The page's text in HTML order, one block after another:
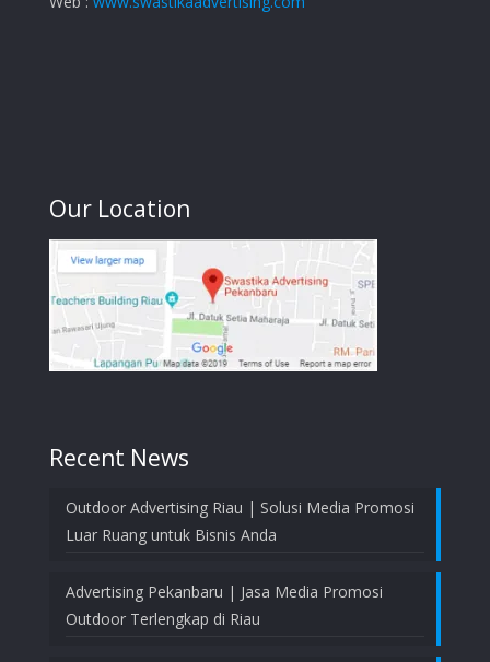
Our Location
Recent News
Outdoor Advertising Riau | Solusi Media Promosi
Luar Ruang untuk Bisnis Anda
Advertising Pekanbaru | Jasa Media Promosi
Outdoor Terlengkap di Riau